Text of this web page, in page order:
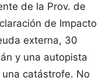
de la Prov. de
de Impacto
externa, 30
y una autopista
catástrofe. No